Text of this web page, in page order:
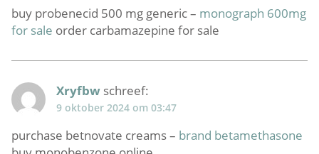
buy probenecid 500 mg generic – monograph 600mg
for sale order carbamazepine for sale
Xryfbw schreef:
9 oktober 2024 om 03:47
purchase betnovate creams – brand betamethasone